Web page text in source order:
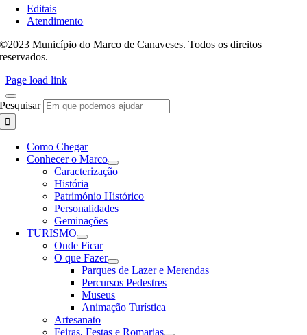
Editais
Atendimento
©2023 Município do Marco de Canaveses. Todos os direitos
reservados.
Page load link
Pesquisar
Como Chegar
Conhecer o Marco
Caracterização
História
Património Histórico
Personalidades
Geminações
TURISMO
Onde Ficar
O que Fazer
Parques de Lazer e Merendas
Percursos Pedestres
Museus
Animação Turística
Artesanato
Feiras, Festas e Romarias